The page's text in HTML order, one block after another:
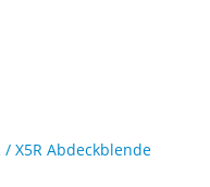
/ X5R Abdeckblende